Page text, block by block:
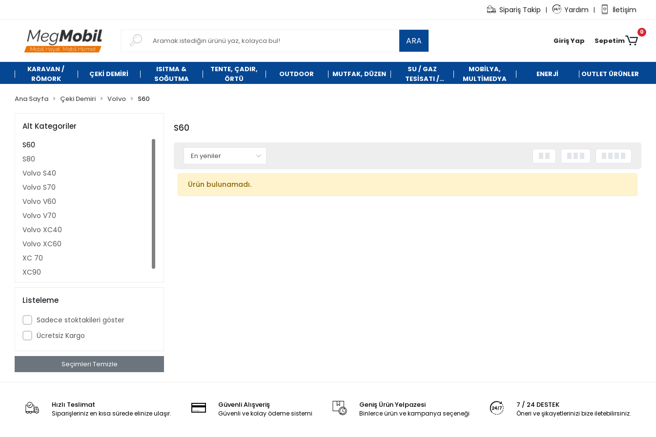
Sipariş Takip | Yardım | İletişim
ARA Giriş Yap Sepetim
0
KARAVAN /
RÖMORK
ÇEKİ DEMİRİ
ISITMA &
SOĞUTMA
TENTE, ÇADIR,
ÖRTÜ
OUTDOOR MUTFAK, DÜZEN
SU / GAZ
TESİSATI /
MOBİLYA,
MULTİMEDYA
ENERJİ OUTLET ÜRÜNLER
Ana Sayfa Çeki Demiri Volvo S60
Alt Kategoriler
S60
S80
Volvo S40
Volvo S70
Volvo V60
Volvo V70
Volvo XC40
Volvo XC60
XC 70
XC90
Listeleme
Sadece stoktakileri göster
Ücretsiz Kargo
Seçimleri Temizle
S60
Ürün bulunamadı.
Hızlı Teslimat
Siparişleriniz en kısa sürede elinize ulaşır.
Güvenli Alışveriş
Güvenli ve kolay ödeme sistemi
Geniş Ürün Yelpazesi
Binlerce ürün ve kampanya seçeneği
7 / 24 DESTEK
Öneri ve şikayetlerinizi bize iletebilirsiniz.